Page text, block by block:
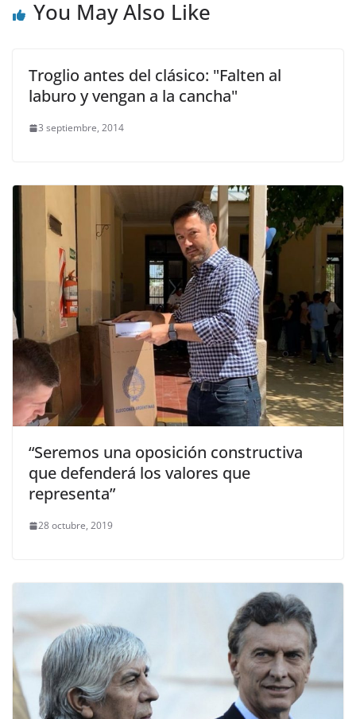
You May Also Like
Troglio antes del clásico: "Falten al
laburo y vengan a la cancha"
3 septiembre, 2014
“Seremos una oposición constructiva
que defenderá los valores que
representa”
28 octubre, 2019